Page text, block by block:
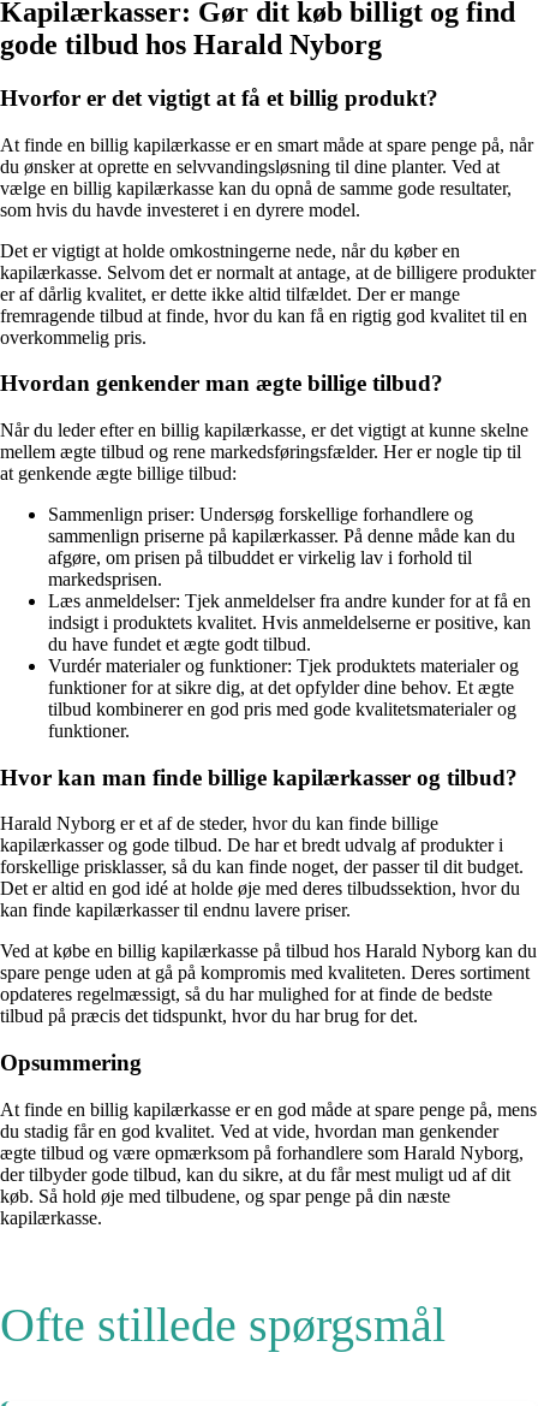
Kapilærkasser: Gør dit køb billigt og find
gode tilbud hos Harald Nyborg
Hvorfor er det vigtigt at få et billig produkt?
At finde en billig kapilærkasse er en smart måde at spare penge på, når
du ønsker at oprette en selvvandingsløsning til dine planter. Ved at
vælge en billig kapilærkasse kan du opnå de samme gode resultater,
som hvis du havde investeret i en dyrere model.
Det er vigtigt at holde omkostningerne nede, når du køber en
kapilærkasse. Selvom det er normalt at antage, at de billigere produkter
er af dårlig kvalitet, er dette ikke altid tilfældet. Der er mange
fremragende tilbud at finde, hvor du kan få en rigtig god kvalitet til en
overkommelig pris.
Hvordan genkender man ægte billige tilbud?
Når du leder efter en billig kapilærkasse, er det vigtigt at kunne skelne
mellem ægte tilbud og rene markedsføringsfælder. Her er nogle tip til
at genkende ægte billige tilbud:
Sammenlign priser: Undersøg forskellige forhandlere og
sammenlign priserne på kapilærkasser. På denne måde kan du
afgøre, om prisen på tilbuddet er virkelig lav i forhold til
markedsprisen.
Læs anmeldelser: Tjek anmeldelser fra andre kunder for at få en
indsigt i produktets kvalitet. Hvis anmeldelserne er positive, kan
du have fundet et ægte godt tilbud.
Vurdér materialer og funktioner: Tjek produktets materialer og
funktioner for at sikre dig, at det opfylder dine behov. Et ægte
tilbud kombinerer en god pris med gode kvalitetsmaterialer og
funktioner.
Hvor kan man finde billige kapilærkasser og tilbud?
Harald Nyborg er et af de steder, hvor du kan finde billige
kapilærkasser og gode tilbud. De har et bredt udvalg af produkter i
forskellige prisklasser, så du kan finde noget, der passer til dit budget.
Det er altid en god idé at holde øje med deres tilbudssektion, hvor du
kan finde kapilærkasser til endnu lavere priser.
Ved at købe en billig kapilærkasse på tilbud hos Harald Nyborg kan du
spare penge uden at gå på kompromis med kvaliteten. Deres sortiment
opdateres regelmæssigt, så du har mulighed for at finde de bedste
tilbud på præcis det tidspunkt, hvor du har brug for det.
Opsummering
At finde en billig kapilærkasse er en god måde at spare penge på, mens
du stadig får en god kvalitet. Ved at vide, hvordan man genkender
ægte tilbud og være opmærksom på forhandlere som Harald Nyborg,
der tilbyder gode tilbud, kan du sikre, at du får mest muligt ud af dit
køb. Så hold øje med tilbudene, og spar penge på din næste
kapilærkasse.
Ofte stillede spørgsmål